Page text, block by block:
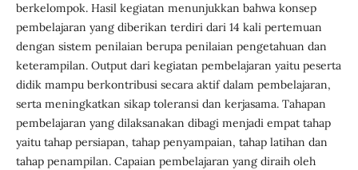
berkelompok. Hasil kegiatan menunjukkan bahwa konsep
pembelajaran yang diberikan terdiri dari 14 kali pertemuan
dengan sistem penilaian berupa penilaian pengetahuan dan
keterampilan. Output dari kegiatan pembelajaran yaitu peserta
didik mampu berkontribusi secara aktif dalam pembelajaran,
serta meningkatkan sikap toleransi dan kerjasama. Tahapan
pembelajaran yang dilaksanakan dibagi menjadi empat tahap
yaitu tahap persiapan, tahap penyampaian, tahap latihan dan
tahap penampilan. Capaian pembelajaran yang diraih oleh